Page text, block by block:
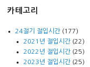
카테고리
24절기 절입시간 (177)
2021년 절입시간(22)
2022년 절입시간(25)
2023년 절입시간(25)